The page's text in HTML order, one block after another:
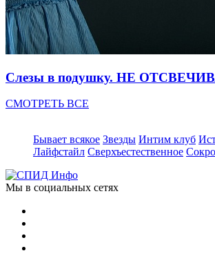
Слезы в подушку. НЕ
СМОТРЕТЬ ВСЕ
Бывает всякое Звезды Интим клуб
Лайфстайл Сверхъестественное
Мы в социальных сетях